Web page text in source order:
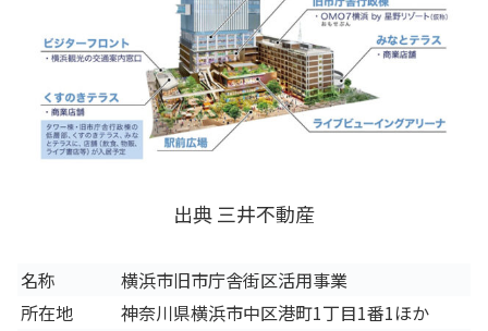
出典 三井不動産
名称
横浜市旧市庁舎街区活用事業
所在地
神奈川県横浜市中区港町1丁目1番1ほか